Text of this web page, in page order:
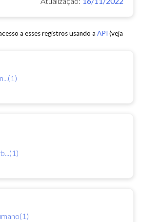
a esses registros usando a API (veja